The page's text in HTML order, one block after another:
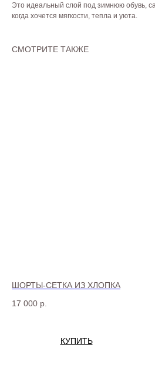
Это идеальный слой под зимнюю обувь,
когда хочется мягкости, тепла и уюта.
СМОТРИТЕ ТАКЖЕ
ШОРТЫ-СЕТКА ИЗ ХЛОПКА
17 000 р.
КУПИТЬ